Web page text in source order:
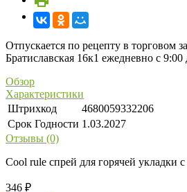
Отпускается по рецепту в торговом
Братиславская 16к1 ежедневно с 9:00
Обзор
Характеристики
Штрихкод
4680059332206
Срок Годности 1.03.2027
Отзывы (0)
Cool rule спрей для горячей укладки
346 ₽